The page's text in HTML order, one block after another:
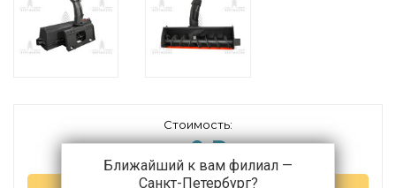
Ближайший к вам филиал —
Санкт-Петербург?
Стоимость:
0 ₽